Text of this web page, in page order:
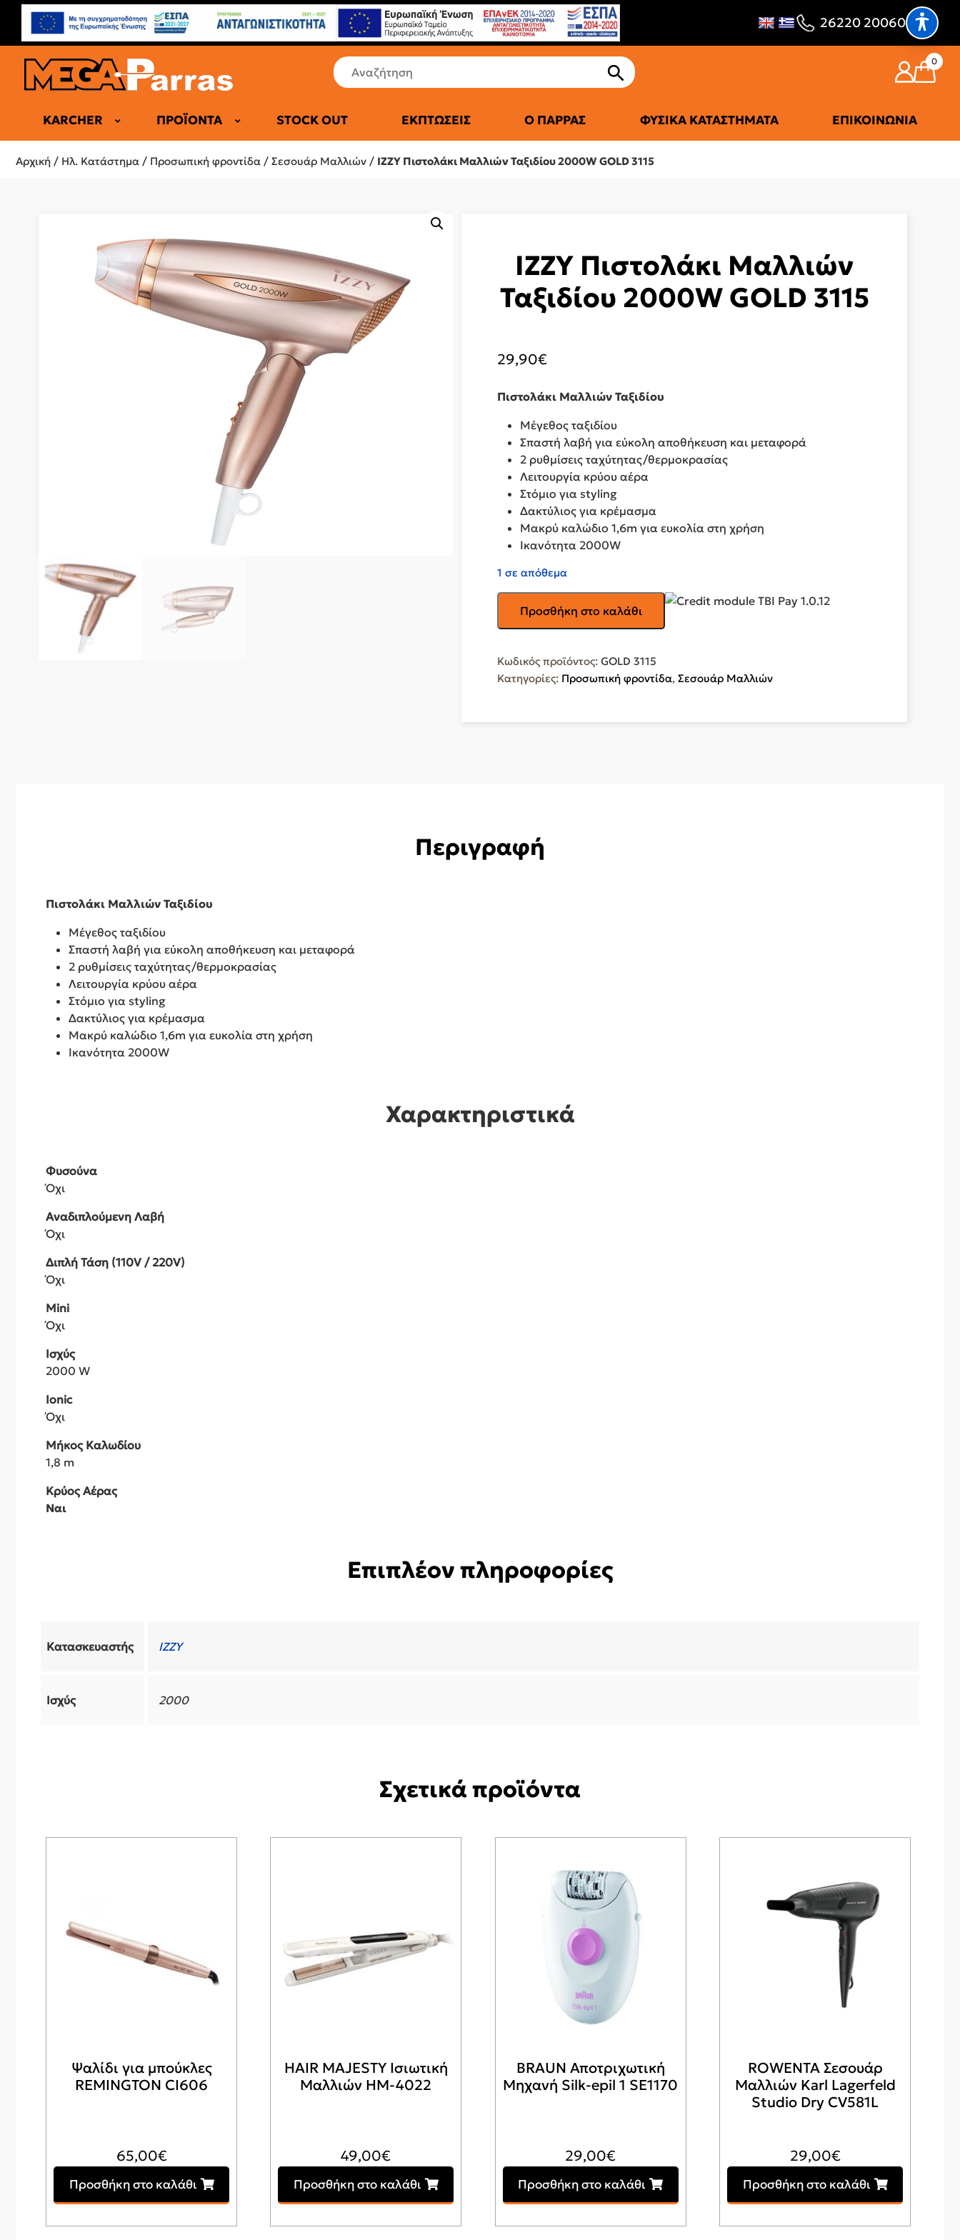
26220 20060
0
KARCHER ΠΡΟΪΌΝΤΑ
ΕΠΑΓΓΕΛΜΑΤΙΚΆ ΨΥΓΕΊΑ
STOCK OUT ΕΚΠΤΏΣΕΙΣ Ο ΠΑΡΡΆΣ ΦΥΣΙΚΆ ΚΑΤΑΣΤΉΜΑΤΑ ΕΠΙΚΟΙΝΩΝΊΑ
Αρχική / Ηλ. Κατάστημα / Προσωπική φροντίδα / Σεσουάρ Μαλλιών / IZZY Πιστολάκι Μαλλιών Ταξιδίου 2000W GOLD 3115
IZZY Πιστολάκι Μαλλιών
Ταξιδίου 2000W GOLD 3115
29,90€
Πιστολάκι Μαλλιών Ταξιδίου
Μέγεθος ταξιδίου
Σπαστή λαβή για εύκολη αποθήκευση και μεταφορά
2 ρυθμίσεις ταχύτητας/θερμοκρασίας
Λειτουργία κρύου αέρα
Στόμιο για styling
Δακτύλιος για κρέμασμα
Μακρύ καλώδιο 1,6m για ευκολία στη χρήση
Ικανότητα 2000W
1 σε απόθεμα
Πιστολάκι
2000W
GOLD
ποσότητα
Προσθήκη στο καλάθι
Κωδικός προϊόντος: GOLD 3115
Κατηγορίες: Προσωπική φροντίδα, Σεσουάρ Μαλλιών
Περιγραφή
Πιστολάκι Μαλλιών Ταξιδίου
Μέγεθος ταξιδίου
Σπαστή λαβή για εύκολη αποθήκευση και μεταφορά
2 ρυθμίσεις ταχύτητας/θερμοκρασίας
Λειτουργία κρύου αέρα
Στόμιο για styling
Δακτύλιος για κρέμασμα
Μακρύ καλώδιο 1,6m για ευκολία στη χρήση
Ικανότητα 2000W
Χαρακτηριστικά
Φυσούνα
Όχι
Αναδιπλούμενη Λαβή
Όχι
Διπλή Τάση (110V / 220V)
Όχι
Mini
Όχι
Ισχύς
2000 W
Ionic
Όχι
Μήκος Καλωδίου
1,8 m
Κρύος Αέρας
Ναι
Επιπλέον πληροφορίες
Κατασκευαστής IZZY
Ισχύς 2000
Σχετικά προϊόντα
Ψαλίδι για μπούκλες
REMINGTON CI606
65,00€
Προσθήκη στο καλάθι
HAIR MAJESTY Ισιωτική
Μαλλιών HM-4022
49,00€
Προσθήκη στο καλάθι
BRAUN Αποτριχωτική
Μηχανή Silk-epil 1 SE1170
29,00€
Προσθήκη στο καλάθι
ROWENTA Σεσουάρ
Μαλλιών Karl Lagerfeld
Studio Dry CV581L
29,00€
Προσθήκη στο καλάθι